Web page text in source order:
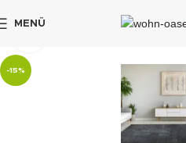
MENÜ
-15%